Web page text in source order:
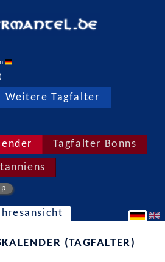
Weitere Tagfalter
Tagfalter Bonns
(TAGFALTER)